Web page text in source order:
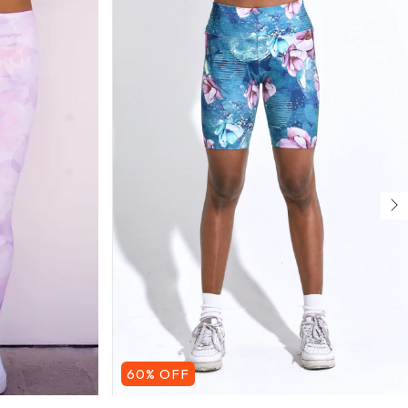
60%OFF